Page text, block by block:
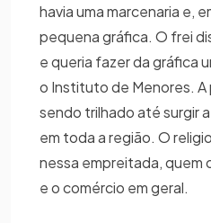
havia uma marcenaria e,
pequena gráfica. O frei
e queria fazer da gráfica
o Instituto de Menores.
sendo trilhado até surgir
em toda a região. O
nessa empreitada, quem
e o comércio em geral.